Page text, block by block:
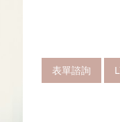
表單諮詢